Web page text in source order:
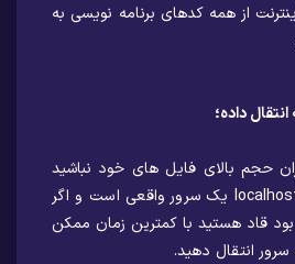
از همه کدهای برنامه نویسی به
داده؛
حجم بالای فایل های خود نباشید
همانطور که اشاره شد localhost یک سرور واقعی است و اگر
بود قاد هستید با کمترین زمان ممکن
انتقال دهید.